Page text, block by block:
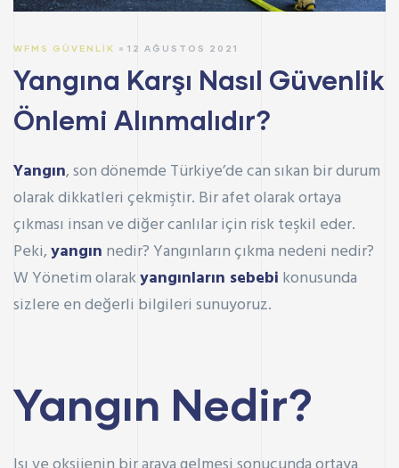
WFMS GÜVENLIK 12 AĞUSTOS 2021
Yangına Karşı Nasıl Güvenlik
Önlemi Alınmalıdır?
Yangın, son dönemde Türkiye’de can sıkan bir durum
olarak dikkatleri çekmiştir. Bir afet olarak ortaya
çıkması insan ve diğer canlılar için risk teşkil eder.
Peki,yangın nedir? Yangınların çıkma nedeni nedir?
W Yönetim olarakyangınların sebebi konusunda
sizlere en değerli bilgileri sunuyoruz.
Yangın Nedir?